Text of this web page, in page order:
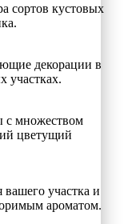
сортов кустовых
декорации в
участках.
с множеством
цветущий
участка и
ароматом.